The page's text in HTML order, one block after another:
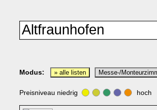
Modus: » alle listen Messe-/
Preisniveau niedrig hoch